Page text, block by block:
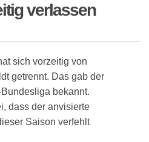
verlassen
sich vorzeitig von
getrennt. Das gab der
bekannt.
dass der anvisierte
Saison verfehlt